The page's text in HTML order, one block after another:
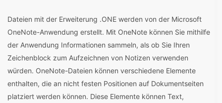
Dateien mit der Erweiterung .ONE werden von der Microsoft
OneNote-Anwendung erstellt. Mit OneNote können Sie mithilfe
der Anwendung Informationen sammeln, als ob Sie Ihren
Zeichenblock zum Aufzeichnen von Notizen verwenden
würden. OneNote-Dateien können verschiedene Elemente
enthalten, die an nicht festen Positionen auf Dokumentseiten
platziert werden können. Diese Elemente können Text,